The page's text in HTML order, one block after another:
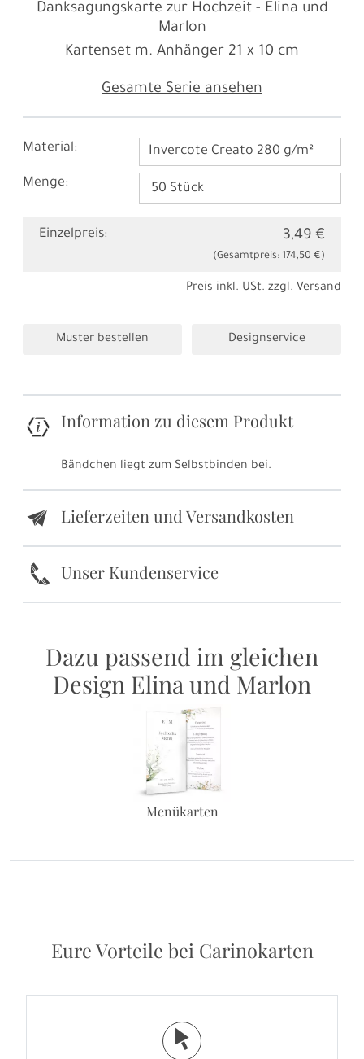
Danksagungskarte zur Hochzeit - Elina und
Marlon
Gesamte Serie ansehen
Kartenset m. Anhänger 21 x 10 cm
Material: Invercote Creato 280 g/m²
Menge:
Einzelpreis: 3,49 €
(Gesamtpreis: 174,50 €)
Preis inkl. USt. zzgl. Versand
Muster bestellen Designservice
Information zu diesem Produkt
Bändchen liegt zum Selbstbinden bei.
e Lieferzeiten und Versandkosten
k Unser Kundenservice
Dazu passend im gleichen
Design Elina und Marlon
Menükarten
Eure Vorteile bei Carinokarten
j